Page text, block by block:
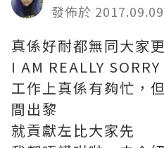
發佈於 2017.09.09
真係好耐都無同大家
I AM REALLY SORRY
工作上真係有夠忙，
間出黎
就貢獻左比大家先